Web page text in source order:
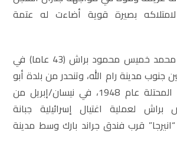
بصيرة قوية أضاءت له عتمة
تسكن عائلة الأسير محمد خميس محمود براش (43 عاما) في
جنوب مدينة رام الله، وتنحدر من بلدة أبو
شوشة قضاء حيفا المحتلة عام 1948، في نيسان/إبريل من
2002 تعرض براش لعملية اغتيال إسرائيلية جبانة
قرب فندق جراند بارك وسط مدينة